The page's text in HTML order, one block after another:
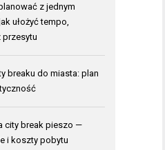
z jednym
ułożyć tempo,
breaku do miasta: plan
city break pieszo —
i koszty pobytu